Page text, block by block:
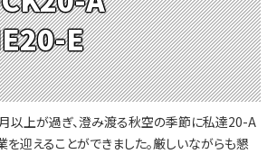
E
以上が過ぎ、澄み渡る秋空の季節に私達20-A
迎えることができました。厳しいながらも懇